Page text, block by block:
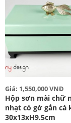
Giá: 1,550,000 VNĐ
Hộp sơn mài chữ
nhạt có gờ gắn cá
30x13xH9.5cm